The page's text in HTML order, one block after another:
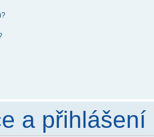
a přihlášení